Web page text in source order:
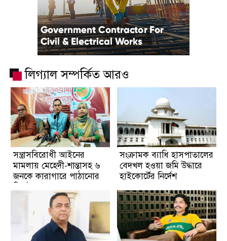
লিগ্যাল সম্পর্কিত আরও
সন্ত্রাসবিরোধী আইনের
মামলায় মেহেদী-শান্তাসহ ৬
জনকে কারাগারে পাঠানোর
সংক্রামক ব্যাধি হাসপাতালের
বেদখল হওয়া জমি উদ্ধারে
হাইকোর্টের নির্দেশ